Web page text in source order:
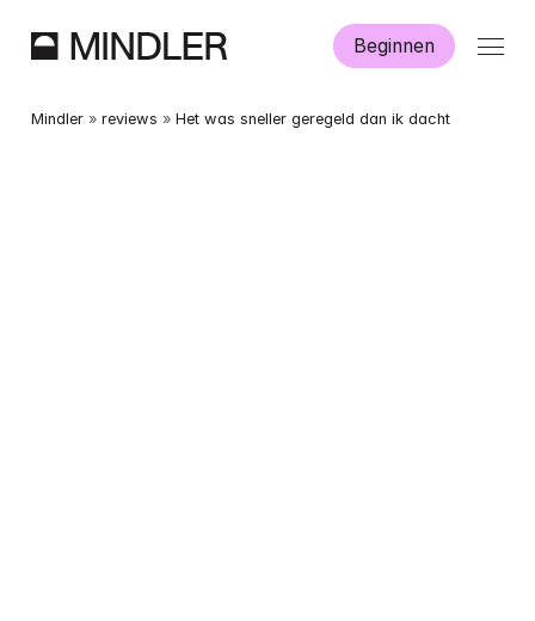
Beginnen
Hoe werkt Mindler?
Mindler » reviews » Het was sneller geregeld dan ik dacht